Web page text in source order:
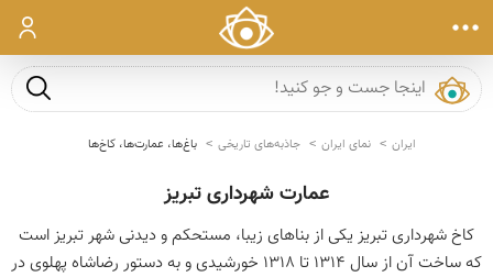
ورود
جست و
ایران نمای ایران جاذبه‌های تاریخی باغ‌ها، عمارت‌ها، کاخ‌ها
عمارت شهرداری تبریز
کاخ شهرداری تبریز یکی از بناهای زیبا، مستحکم و دیدنی شهر تبریز است
که ساخت آن از سال ۱۳۱۴ تا ۱۳۱۸ خورشیدی و به دستور رضاشاه پهلوی در